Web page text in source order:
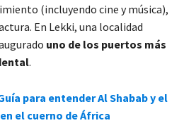
(incluyendo cine y música),
En Lekki, una localidad
uno de los puertos más
.
para entender Al Shabab y el
el cuerno de África